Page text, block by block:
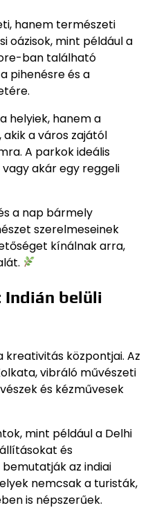
hanem természeti
oázisok, mint például a
ban található
pihenésre és a
helyiek, hanem a
a város zajától
A parkok ideális
akár egy reggeli
a nap bármely
szerelmeseinek
kínálnak arra,
Indián belüli
kreativitás központjai. Az
vibráló művészeti
és kézművesek
mint például a Delhi
és
az indiai
nemcsak a turisták,
is népszerűek.